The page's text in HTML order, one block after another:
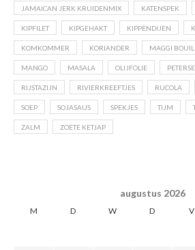
JAMAICAN JERK KRUIDENMIX KATENSPEK
KIPFILET KIPGEHAKT KIPPENDIJEN
KOMKOMMER KORIANDER MAGGI
MANGO MASALA OLIJFOLIE
RIJSTAZIJN RIVIERKREEFTJES RUCOLA
SOEP SOJASAUS SPEKJES TIJM
ZALM ZOETE KETJAP
augustus 2026
M D W D V